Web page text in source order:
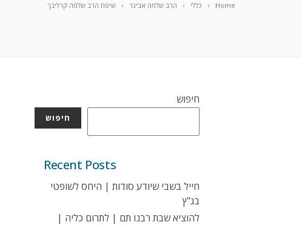
Home כללי הרב שלמה אבינר שיטת הרב שלמה קרליבך
חיפוש
חיפוש
Recent Posts
חייל בשבי שיודע סודות | היחס לשופטי
בג"ץ
להוציא שבת רבנו תם | לתרום כליה |